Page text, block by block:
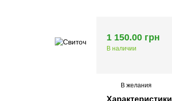
1 150.00 грн
В наличии
В желания
Характеристики